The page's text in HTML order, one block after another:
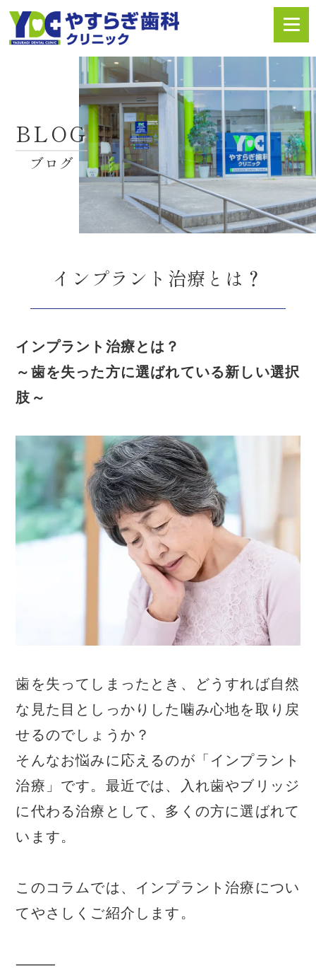
BLOG
ブログ
インプラント治療とは？
インプラント治療とは？
～歯を失った方に選ばれている新しい選択
肢～
歯を失ってしまったとき、どうすれば自然
な見た目としっかりした噛み心地を取り戻
せるのでしょうか？
そんなお悩みに応えるのが「 インプラント
治療 」です。最近では、入れ歯やブリッジ
に代わる治療として、多くの方に選ばれて
います。
このコラムでは、インプラント治療につい
てやさしくご紹介します。
⸻